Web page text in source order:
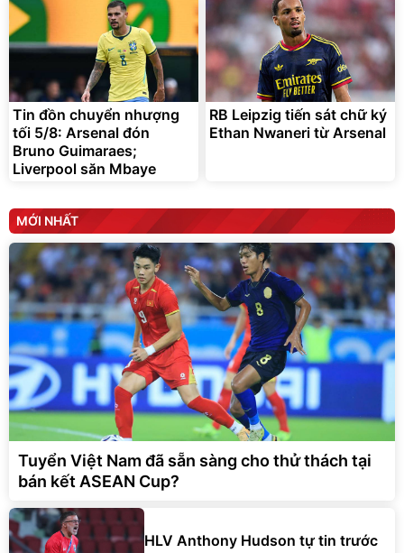
Tin đồn chuyển nhượng
tối 5/8: Arsenal đón
Bruno Guimaraes;
Liverpool săn Mbaye
RB Leipzig tiến sát chữ ký
Ethan Nwaneri từ Arsenal
MỚI NHẤT
Tuyển Việt Nam đã sẵn sàng cho thử thách tại
bán kết ASEAN Cup?
HLV Anthony Hudson tự tin trước